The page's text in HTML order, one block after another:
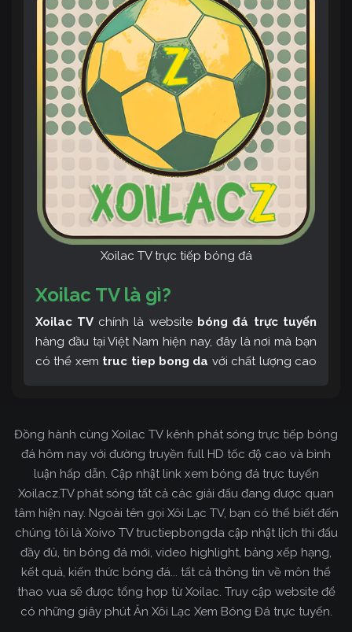
Xoilac TV trực tiếp bóng đá
Xoilac TV là gì?
Xoilac TV chính là website bóng đá trực tuyến
hàng đầu tại Việt Nam hiện nay, đây là nơi mà bạn
có thể xem truc tiep bong da với chất lượng cao
tin về bóng đá cực kỳ bổ ích mỗi ngày.
Đồng hành cùng Xoilac TV kênh phát sóng trực tiếp bóng
đá hôm nay với đường truyền full HD tốc độ cao và bình
luận hấp dẫn. Cập nhật link xem bóng đá trực tuyến
Xoilacz.TV phát sóng tất cả các giải đấu đang được quan
tâm hiện nay. Ngoài tên gọi Xôi Lạc TV, bạn có thể biết đến
chúng tôi là Xoivo TV tructiepbongda cập nhật lịch thi đấu
đầy đủ, tin bóng đá mới, video highlight, bảng xếp hạng,
kết quả, kiến thức bóng đá... tất cả thông tin về môn thể
thao vua sẽ được tổng hợp từ Xoilac. Truy cập website để
có những giây phút Ăn Xôi Lạc Xem Bóng Đá trực tuyến.